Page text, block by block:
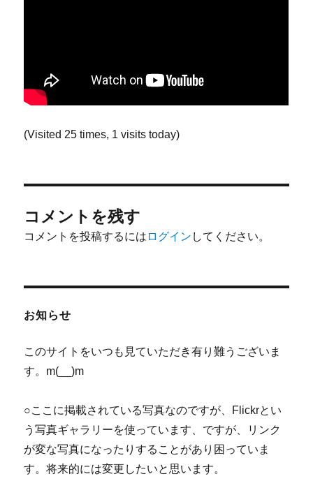
(Visited 25 times, 1 visits today)
コメントを残す
コメントを投稿するには ログイン してください。
お知らせ
このサイトをいつも見ていただき有り難うございま
す。m(__)m
○ここに掲載されている写真なのですが、Flickrとい
う写真ギャラリーを使っています、ですが、リンク
が変な写真になったりすることがあり困っていま
す。将来的には変更したいと思います。